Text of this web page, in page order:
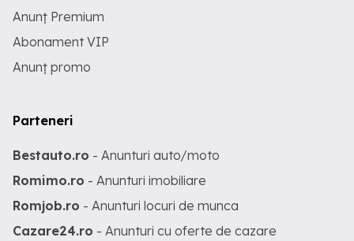
Anunț Premium
Abonament VIP
Anunț promo
Parteneri
Bestauto.ro - Anunturi auto/moto
Romimo.ro - Anunturi imobiliare
Romjob.ro - Anunturi locuri de munca
Cazare24.ro - Anunturi cu oferte de cazare